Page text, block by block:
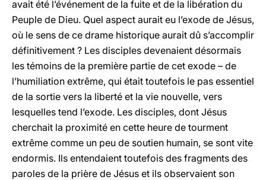
avait été l’événement de la fuite et de la libération du
Peuple de Dieu. Quel aspect aurait eu l’exode de Jésus,
où le sens de ce drame historique aurait dû s’accomplir
définitivement ? Les disciples devenaient désormais
les témoins de la première partie de cet exode – de
l’humiliation extrême, qui était toutefois le pas essentiel
de la sortie vers la liberté et la vie nouvelle, vers
lesquelles tend l’exode. Les disciples, dont Jésus
cherchait la proximité en cette heure de tourment
extrême comme un peu de soutien humain, se sont vite
endormis. Ils entendaient toutefois des fragments des
paroles de la prière de Jésus et ils observaient son